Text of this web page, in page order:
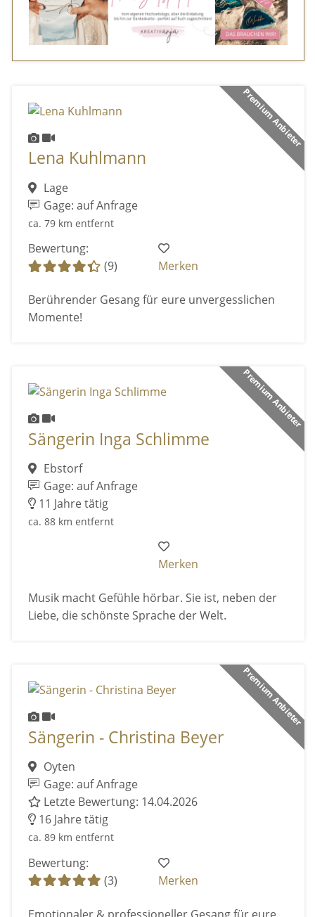
Premium Anbieter
Lena Kuhlmann
Lage
Gage: auf Anfrage
ca. 79 km entfernt
Bewertung:
(9)
Merken
Berührender Gesang für eure unvergesslichen
Momente!
Premium Anbieter
Sängerin Inga Schlimme
Ebstorf
Gage: auf Anfrage
11 Jahre tätig
ca. 88 km entfernt
Merken
Musik macht Gefühle hörbar. Sie ist, neben der
Liebe, die schönste Sprache der Welt.
Premium Anbieter
Sängerin - Christina Beyer
Oyten
Gage: auf Anfrage
Letzte Bewertung: 14.04.2026
16 Jahre tätig
ca. 89 km entfernt
Bewertung:
(3)
Merken
Emotionaler & professioneller Gesang für eure